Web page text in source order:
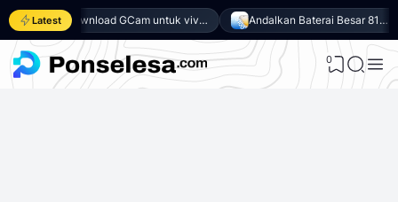
Latest Download GCam untuk vivo Y500 (GCam APK 9.6 & LMC 8.4) Andalkan Baterai Besar 8100mAh dan SoC Unisoc T7300, Ini dia 10 Keunggulan vivo Y500 4G
0